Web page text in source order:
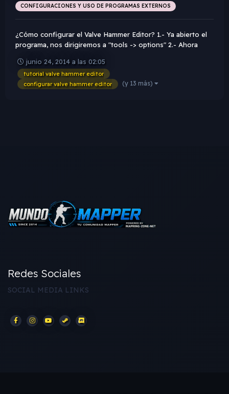
CONFIGURACIONES Y USO DE PROGRAMAS EXTERNOS
¿Cómo configurar el Valve Hammer Editor? 1.- Ya abierto el
programa, nos dirigiremos a "tools -> options" 2.- Ahora
en "Edit" Ahora hacemos click en "Add" Ah...
junio 24, 2014 a las 02:05
tutorial valve hammer editor
configurar valve hammer editor
(y 13 más)
Redes Sociales
SOCIAL MEDIA LINKS